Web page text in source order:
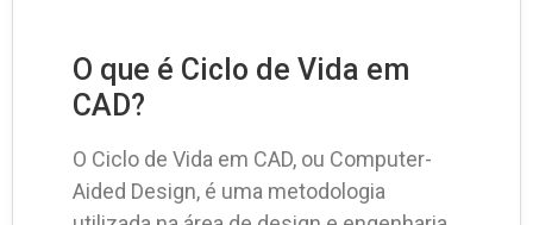
O que é Ciclo de Vida em
CAD?
O Ciclo de Vida em CAD, ou Computer-
Aided Design, é uma metodologia